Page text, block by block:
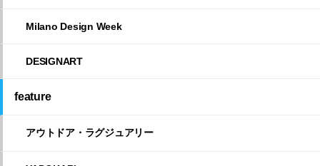
Milano Design Week
DESIGNART
feature
アウトドア・ラグジュアリー